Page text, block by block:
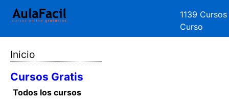
1139
Curso
Inicio
Cursos Gratis
Todos los cursos